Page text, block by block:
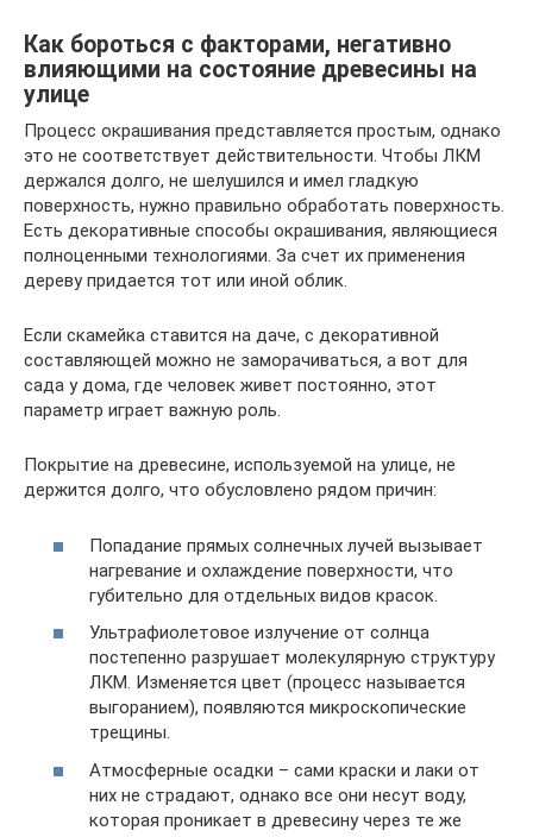
Как бороться с факторами, негативно
влияющими на состояние древесины на
улице
Процесс окрашивания представляется простым, однако
это не соответствует действительности. Чтобы ЛКМ
держался долго, не шелушился и имел гладкую
поверхность, нужно правильно обработать поверхность.
Есть декоративные способы окрашивания, являющиеся
полноценными технологиями. За счет их применения
дереву придается тот или иной облик.
Если скамейка ставится на даче, с декоративной
составляющей можно не заморачиваться, а вот для
сада у дома, где человек живет постоянно, этот
параметр играет важную роль.
Покрытие на древесине, используемой на улице, не
держится долго, что обусловлено рядом причин:
Попадание прямых солнечных лучей вызывает
нагревание и охлаждение поверхности, что
губительно для отдельных видов красок.
Ультрафиолетовое излучение от солнца
постепенно разрушает молекулярную структуру
ЛКМ. Изменяется цвет (процесс называется
выгоранием), появляются микроскопические
трещины.
Атмосферные осадки – сами краски и лаки от
них не страдают, однако все они несут воду,
которая проникает в древесину через те же